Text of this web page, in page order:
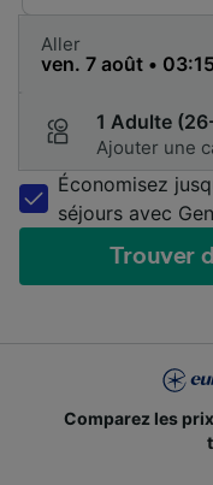
Aller
1 Adulte
Ajouter une
Économisez
séjours avec
Trouver
Comparez les